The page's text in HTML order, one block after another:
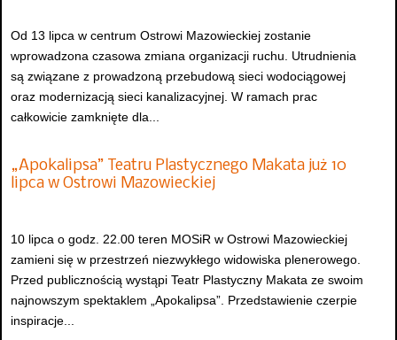
Od 13 lipca w centrum Ostrowi Mazowieckiej zostanie
wprowadzona czasowa zmiana organizacji ruchu. Utrudnienia
są związane z prowadzoną przebudową sieci wodociągowej
oraz modernizacją sieci kanalizacyjnej. W ramach prac
całkowicie zamknięte dla...
„Apokalipsa” Teatru Plastycznego Makata już 10
lipca w Ostrowi Mazowieckiej
10 lipca o godz. 22.00 teren MOSiR w Ostrowi Mazowieckiej
zamieni się w przestrzeń niezwykłego widowiska plenerowego.
Przed publicznością wystąpi Teatr Plastyczny Makata ze swoim
najnowszym spektaklem „Apokalipsa”. Przedstawienie czerpie
inspiracje...